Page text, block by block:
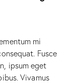
mi
Fusce
ipsum eget
Vivamus